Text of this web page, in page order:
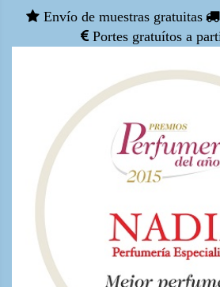
Envío de muestras gratuitas
Portes gratuítos a